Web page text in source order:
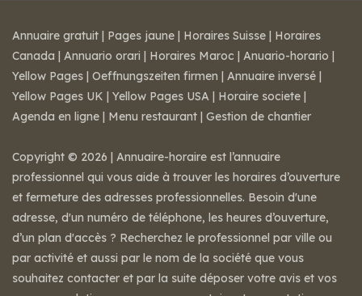
Annuaire gratuit | Pages jaune | Horaires Suisse | Horaires
Canada | Annuario orari | Horaires Maroc | Anuario-horario |
Yellow Pages | Oeffnungszeiten firmen | Annuaire inversé |
Yellow Pages UK | Yellow Pages USA | Horaire societe |
Agenda en ligne | Menu restaurant | Gestion de chantier
Copyright © 2026 | Annuaire-horaire est l’annuaire
professionnel qui vous aide à trouver les horaires d’ouverture
et fermeture des adresses professionnelles. Besoin d'une
adresse, d'un numéro de téléphone, les heures d’ouverture,
d’un plan d'accès ? Recherchez le professionnel par ville ou
par activité et aussi par le nom de la société que vous
souhaitez contacter et par la suite déposer votre avis et vos